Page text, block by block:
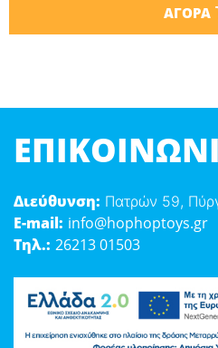
ΑΓΟΡΆ
Διεύθυνση: Πατρών 59,
E-mail: info@hophoptoys.gr
Τηλ.: 26213 01503